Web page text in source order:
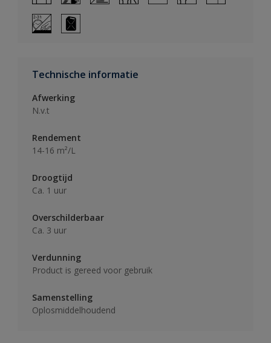
Technische informatie
Afwerking
N.v.t
Rendement
14-16 m²/L
Droogtijd
Ca. 1 uur
Overschilderbaar
Ca. 3 uur
Verdunning
Product is gereed voor gebruik
Samenstelling
Oplosmiddelhoudend